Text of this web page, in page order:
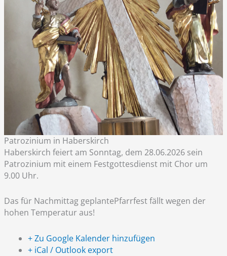
Patrozinium in Haberskirch
Haberskirch feiert am Sonntag, dem 28.06.2026 sein
Patrozinium mit einem Festgottesdienst mit Chor um
9.00 Uhr.
Das für Nachmittag geplantePfarrfest fällt wegen der
hohen Temperatur aus!
+ Zu Google Kalender hinzufügen
+ iCal / Outlook export